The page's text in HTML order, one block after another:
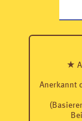
★
Anerkannt